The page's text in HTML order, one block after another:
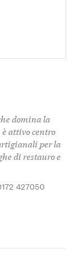
domina la
attivo centro
per la
di restauro e
427050